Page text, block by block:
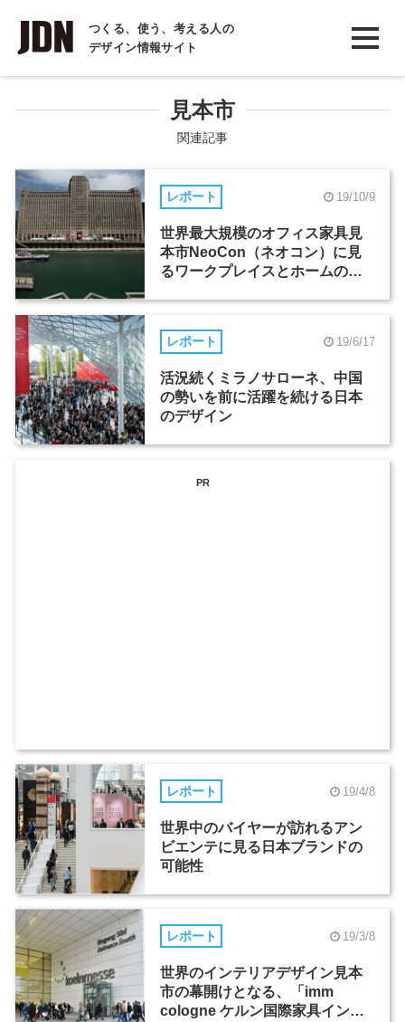
つくる、使う、考える人の
デザイン情報サイト
INTERVIEW
インタビュー
COLUMN
コラム
見本市
関連記事
レポート 19/10/9
世界最大規模のオフィス家具見
本市NeoCon（ネオコン）に見
るワークプレイスとホームの融
レポート 19/6/17
活況続くミラノサローネ、中国
の勢いを前に活躍を続ける日本
のデザイン
PR
レポート 19/4/8
世界中のバイヤーが訪れるアン
ビエンテに見る日本ブランドの
可能性
レポート 19/3/8
世界のインテリアデザイン見本
市の幕開けとなる、「imm
cologne ケルン国際家具インテ